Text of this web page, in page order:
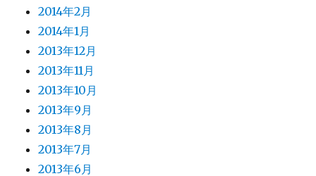
2014年2月
2014年1月
2013年12月
2013年11月
2013年10月
2013年9月
2013年8月
2013年7月
2013年6月